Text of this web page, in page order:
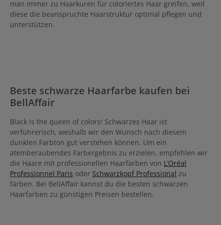
man immer zu Haarkuren für coloriertes Haar greifen, weil
diese die beanspruchte Haarstruktur optimal pflegen und
unterstützen.
Beste schwarze Haarfarbe kaufen bei
BellAffair
Black is the queen of colors! Schwarzes Haar ist
verführerisch, weshalb wir den Wunsch nach diesem
dunklen Farbton gut verstehen können. Um ein
atemberaubendes Farbergebnis zu erzielen, empfehlen wir
die Haare mit professionellen Haarfarben von L’Oréal
Professionnel Paris oder Schwarzkopf Professional zu
färben. Bei BellAffair kannst du die besten schwarzen
Haarfarben zu günstigen Preisen bestellen.